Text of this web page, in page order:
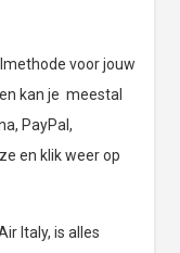
voor jouw
kan je meestal
PayPal,
en klik weer op
Italy, is alles